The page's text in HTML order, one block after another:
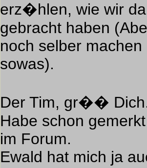
erz�hlen, wie wir
gebracht haben
noch selber
sowas).
Der Tim, gr��
Habe schon
im Forum.
Ewald hat mich ja